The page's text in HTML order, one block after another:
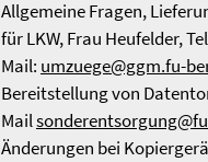
Allgemeine Fragen,
für LKW, Frau Heufelder,
Mail: umzuege@ggm.fu-
Bereitstellung von
Mail
Änderungen bei